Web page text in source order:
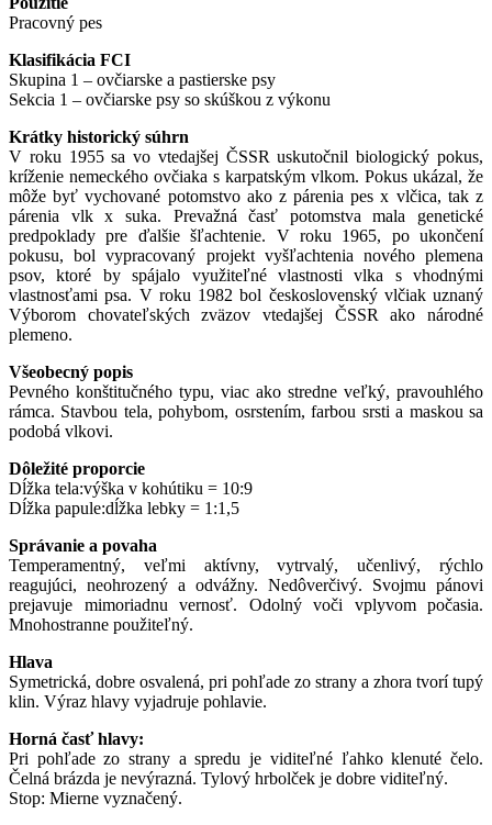
Pracovný pes
Klasifikácia FCI
Skupina 1 – ovčiarske a pastierske psy
Sekcia 1 – ovčiarske psy so skúškou z výkonu
Krátky historický súhrn
V roku 1955 sa vo vtedajšej ČSSR uskutočnil biologický pokus,
kríženie nemeckého ovčiaka s karpatským vlkom. Pokus ukázal, že
môže byť vychované potomstvo ako z párenia pes x vlčica, tak z
párenia vlk x suka. Prevažná časť potomstva mala genetické
predpoklady pre ďalšie šľachtenie. V roku 1965, po ukončení
pokusu, bol vypracovaný projekt vyšľachtenia nového plemena
psov, ktoré by spájalo využiteľné vlastnosti vlka s vhodnými
vlastnosťami psa. V roku 1982 bol československý vlčiak uznaný
Výborom chovateľských zväzov vtedajšej ČSSR ako národné
plemeno.
Všeobecný popis
Pevného konštitučného typu, viac ako stredne veľký, pravouhlého
rámca. Stavbou tela, pohybom, osrstením, farbou srsti a maskou sa
podobá vlkovi.
Dôležité proporcie
Dĺžka tela:výška v kohútiku = 10:9
Dĺžka papule:dĺžka lebky = 1:1,5
Správanie a povaha
Temperamentný, veľmi aktívny, vytrvalý, učenlivý, rýchlo
reagujúci, neohrozený a odvážny. Nedôverčivý. Svojmu pánovi
prejavuje mimoriadnu vernosť. Odolný voči vplyvom počasia.
Mnohostranne použiteľný.
Hlava
Symetrická, dobre osvalená, pri pohľade zo strany a zhora tvorí tupý
klin. Výraz hlavy vyjadruje pohlavie.
Horná časť hlavy:
Pri pohľade zo strany a spredu je viditeľné ľahko klenuté čelo.
Čelná brázda je nevýrazná. Tylový hrbolček je dobre viditeľný.
Stop: Mierne vyznačený.